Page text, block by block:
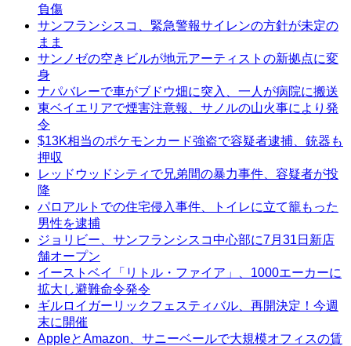
負傷
サンフランシスコ、緊急警報サイレンの方針が未定の
まま
サンノゼの空きビルが地元アーティストの新拠点に変
身
ナパバレーで車がブドウ畑に突入、一人が病院に搬送
東ベイエリアで煙害注意報、サノルの山火事により発
令
$13K相当のポケモンカード強盗で容疑者逮捕、銃器も
押収
レッドウッドシティで兄弟間の暴力事件、容疑者が投
降
パロアルトでの住宅侵入事件、トイレに立て籠もった
男性を逮捕
ジョリビー、サンフランシスコ中心部に7月31日新店
舗オープン
イーストベイ「リトル・ファイア」、1000エーカーに
拡大し避難命令発令
ギルロイガーリックフェスティバル、再開決定！今週
末に開催
AppleとAmazon、サニーベールで大規模オフィスの賃